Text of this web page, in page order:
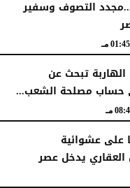
التصوف وسفير
01:45 مـ
تبحث عن
حساب مصلحة الشعب...
مـ
على عشوائية
يدخل عصر